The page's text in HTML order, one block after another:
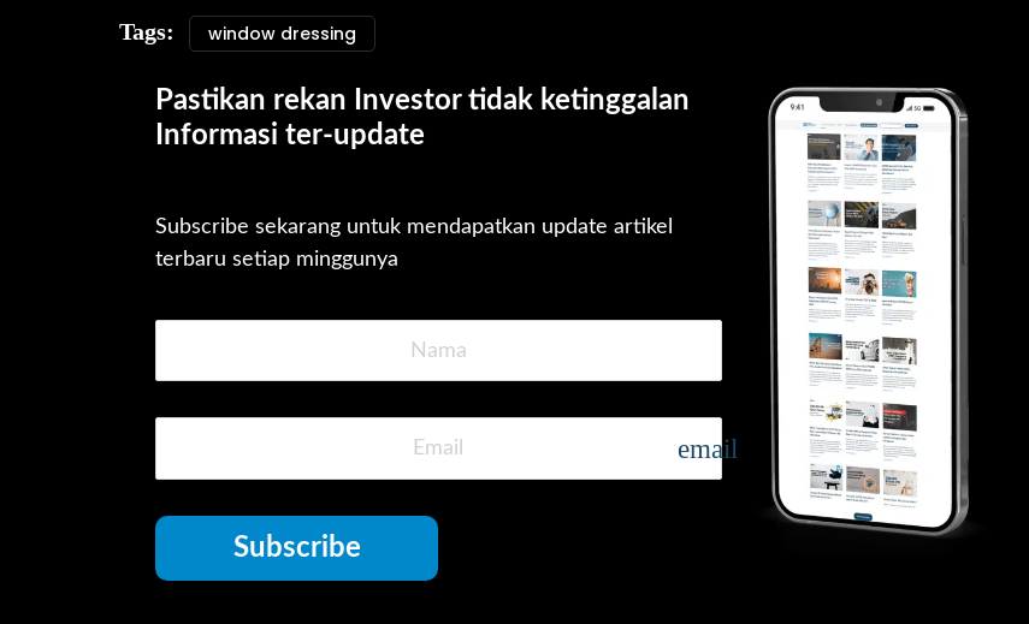
Tags: window dressing
Pastikan rekan Investor tidak ketinggalan
Informasi ter-update
Subscribe sekarang untuk mendapatkan update artikel
terbaru setiap minggunya
email
Subscribe